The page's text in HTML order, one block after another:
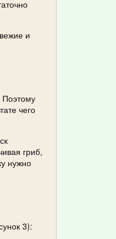
и
Поэтому
чего
гриб,
нужно
3):